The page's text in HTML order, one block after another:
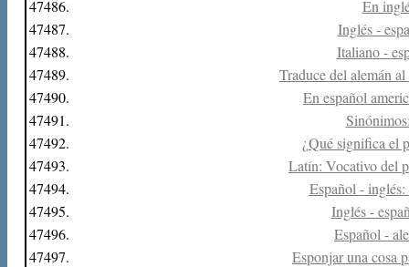
47486.
En
47487.
Inglés -
47488.
Italiano -
47489.
Traduce del alemán
47490.
En español
47491.
47492.
¿Qué significa el
47493.
Latín: Vocativo del
47494.
Español - inglés:
47495.
Inglés -
47496.
Español -
47497.
Esponjar una cosa